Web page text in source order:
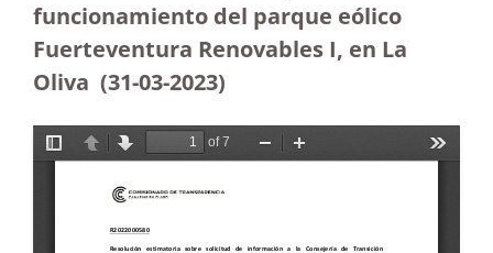
funcionamiento del parque eólico
Fuerteventura Renovables I, en La
Oliva (31-03-2023)